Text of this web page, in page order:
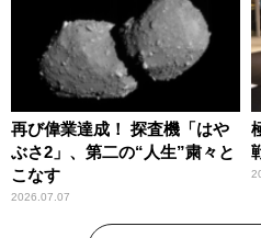
再び偉業達成！ 探査機「はや
ぶさ2」、第二の“人生”粛々と
こなす
2026.07.07